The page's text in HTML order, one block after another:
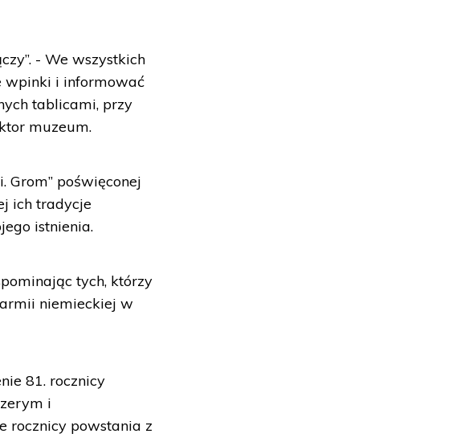
- We wszystkich
wpinki i informować
tablicami, przy
muzeum.
Grom” poświęconej
ich tradycje
istnienia.
tych, którzy
niemieckiej w
81. rocznicy
i
rocznicy powstania z